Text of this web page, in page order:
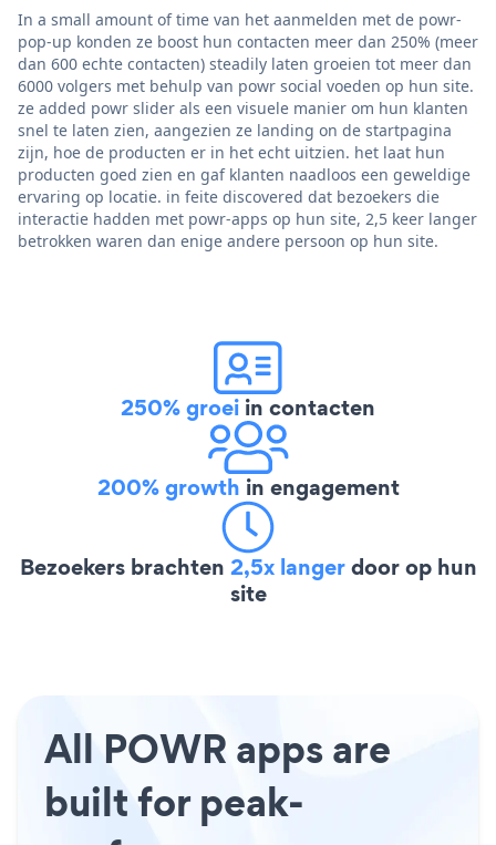
In a small amount of time van het aanmelden met de powr-
pop-up konden ze boost hun contacten meer dan 250% (meer
dan 600 echte contacten) steadily laten groeien tot meer dan
6000 volgers met behulp van powr social voeden op hun site.
ze added powr slider als een visuele manier om hun klanten
snel te laten zien, aangezien ze landing on de startpagina
zijn, hoe de producten er in het echt uitzien. het laat hun
producten goed zien en gaf klanten naadloos een geweldige
ervaring op locatie. in feite discovered dat bezoekers die
interactie hadden met powr-apps op hun site, 2,5 keer langer
betrokken waren dan enige andere persoon op hun site.
250% groei in contacten
200% growth in engagement
Bezoekers brachten 2,5x langerdoor op hun
site
All POWR apps are
built for peak-